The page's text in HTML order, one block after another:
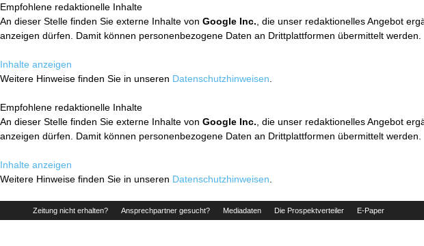
Empfohlene redaktionelle Inhalte
An dieser Stelle finden Sie externe Inhalte von Google Inc. , die unser redaktionelles Angebot
anzeigen dürfen. Damit können personenbezogene Daten an Drittplattformen übermittelt werden.
Inhalte anzeigen
Weitere Hinweise finden Sie in unseren Datenschutzhinweisen
Empfohlene redaktionelle Inhalte
An dieser Stelle finden Sie externe Inhalte von Google Inc. , die unser redaktionelles Angebot
anzeigen dürfen. Damit können personenbezogene Daten an Drittplattformen übermittelt werden.
Inhalte anzeigen
Weitere Hinweise finden Sie in unseren Datenschutzhinweisen
Zeitung nicht erhalten? Ansprechpartner gesucht? Mediadaten Die Prospektverteiler E-Paper